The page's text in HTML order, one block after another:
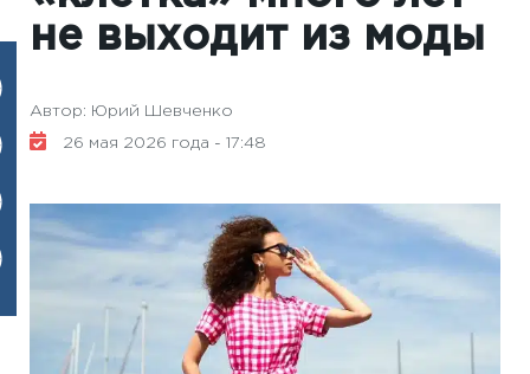
не выходит из моды
Автор: Юрий Шевченко
26 мая 2026 года - 17:48